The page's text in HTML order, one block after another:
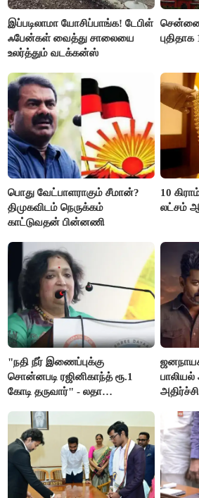
இப்படிலாமா யோசிப்பாங்க! டேபிள்
ஃபேன்கள் வைத்து சாலையை
உலர்த்தும் வடக்கன்ஸ்
சென்னை
பொது வேட்பாளராகும் சீமான்?
திமுகவிடம் நெருக்கம்
காட்டுவதன் பின்னணி
10
லட்சம்
"நதி நீர் இணைப்புக்கு
சொன்னபடி ரஜினிகாந்த் ரூ.1
கோடி தருவார்" - லதா
பாலியல்